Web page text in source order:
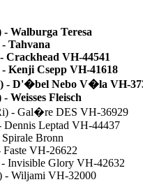
Walburga Teresa
Tahvana
Crackhead VH-44541
Kenji Csepp VH-41618
- D'�bel Nebo V�la VH-
Weisses Fleisch
- Gal�re DES VH-36929
Leptad VH-44437
Bronn
VH-26622
Invisible Glory VH-42632
- Wiljami VH-32000